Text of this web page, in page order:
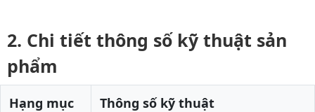
Chi tiết thông số kỹ thuật sản
phẩm
Hạng mục Thông số kỹ thuật